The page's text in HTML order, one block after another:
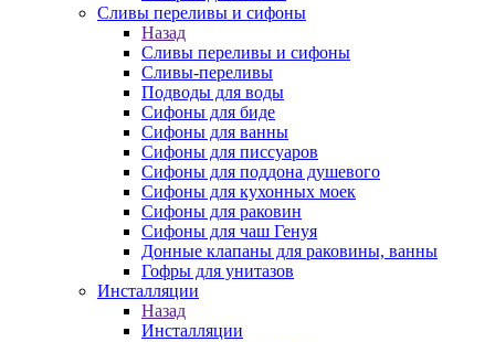
Сливы переливы и сифоны
Назад
Сливы переливы и сифоны
Сливы-переливы
Подводы для воды
Сифоны для биде
Сифоны для ванны
Сифоны для писсуаров
Сифоны для поддона душевого
Сифоны для кухонных моек
Сифоны для раковин
Сифоны для чаш Генуя
Донные клапаны для раковины, ванны
Гофры для унитазов
Инсталляции
Назад
Инсталляции